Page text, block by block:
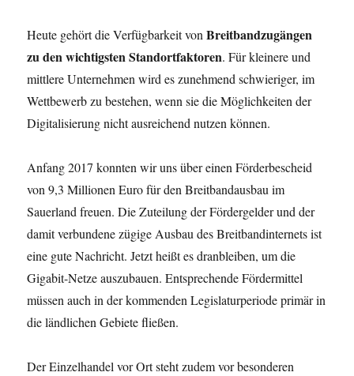
Heute gehört die Verfügbarkeit vonBreitbandzugängen
zu den wichtigsten Standortfaktoren. Für kleinere und
mittlere Unternehmen wird es zunehmend schwieriger, im
Wettbewerb zu bestehen, wenn sie die Möglichkeiten der
Digitalisierung nicht ausreichend nutzen können.
Anfang 2017 konnten wir uns über einen Förderbescheid
von 9,3 Millionen Euro für den Breitbandausbau im
Sauerland freuen. Die Zuteilung der Fördergelder und der
damit verbundene zügige Ausbau des Breitbandinternets ist
eine gute Nachricht. Jetzt heißt es dranbleiben, um die
Gigabit-Netze auszubauen. Entsprechende Fördermittel
müssen auch in der kommenden Legislaturperiode primär in
die ländlichen Gebiete fließen.
Der Einzelhandel vor Ort steht zudem vor besonderen